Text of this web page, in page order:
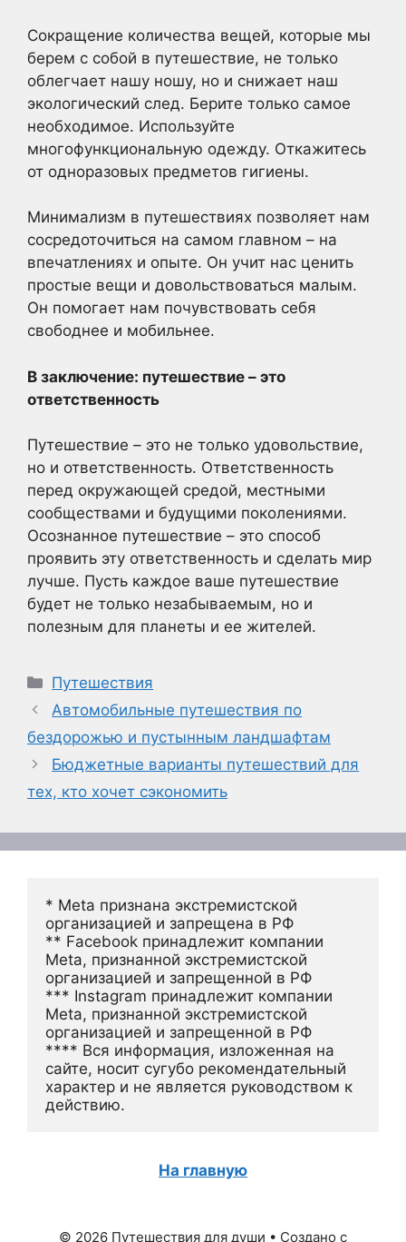
Сокращение количества вещей, которые мы
берем с собой в путешествие, не только
облегчает нашу ношу, но и снижает наш
экологический след. Берите только самое
необходимое. Используйте
многофункциональную одежду. Откажитесь
от одноразовых предметов гигиены.
Минимализм в путешествиях позволяет нам
сосредоточиться на самом главном – на
впечатлениях и опыте. Он учит нас ценить
простые вещи и довольствоваться малым.
Он помогает нам почувствовать себя
свободнее и мобильнее.
В заключение: путешествие – это
ответственность
Путешествие – это не только удовольствие,
но и ответственность. Ответственность
перед окружающей средой, местными
сообществами и будущими поколениями.
Осознанное путешествие – это способ
проявить эту ответственность и сделать мир
лучше. Пусть каждое ваше путешествие
будет не только незабываемым, но и
полезным для планеты и ее жителей.
Рубрики
Путешествия
Автомобильные путешествия по
бездорожью и пустынным ландшафтам
Бюджетные варианты путешествий для
тех, кто хочет сэкономить
* Meta признана экстремистской
организацией и запрещена в РФ
** Facebook принадлежит компании
Meta, признанной экстремистской
организацией и запрещенной в РФ
*** Instagram принадлежит компании
Meta, признанной экстремистской
организацией и запрещенной в РФ
**** Вся информация, изложенная на
сайте, носит сугубо рекомендательный
характер и не является руководством к
действию.
На главную
© 2026 Путешествия для души • Создано с